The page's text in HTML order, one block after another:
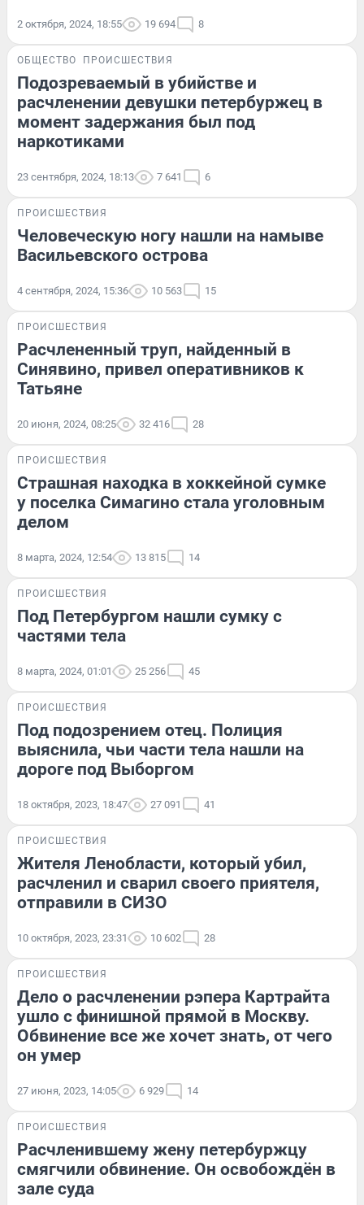
2 октября, 2024, 18:55 19 694 8
ОБЩЕСТВО ПРОИСШЕСТВИЯ
Подозреваемый в убийстве и
расчленении девушки петербуржец в
момент задержания был под
наркотиками
23 сентября, 2024, 18:13 7 641 6
ПРОИСШЕСТВИЯ
Человеческую ногу нашли на намыве
Васильевского острова
4 сентября, 2024, 15:36 10 563 15
ПРОИСШЕСТВИЯ
Расчлененный труп, найденный в
Синявино, привел оперативников к
Татьяне
20 июня, 2024, 08:25 32 416 28
ПРОИСШЕСТВИЯ
Страшная находка в хоккейной сумке
у поселка Симагино стала уголовным
делом
8 марта, 2024, 12:54 13 815 14
ПРОИСШЕСТВИЯ
Под Петербургом нашли сумку с
частями тела
8 марта, 2024, 01:01 25 256 45
ПРОИСШЕСТВИЯ
Под подозрением отец. Полиция
выяснила, чьи части тела нашли на
дороге под Выборгом
18 октября, 2023, 18:47 27 091 41
ПРОИСШЕСТВИЯ
Жителя Ленобласти, который убил,
расчленил и сварил своего приятеля,
отправили в СИЗО
10 октября, 2023, 23:31 10 602 28
ПРОИСШЕСТВИЯ
Дело о расчленении рэпера Картрайта
ушло с финишной прямой в Москву.
Обвинение все же хочет знать, от чего
он умер
27 июня, 2023, 14:05 6 929 14
ПРОИСШЕСТВИЯ
Расчленившему жену петербуржцу
смягчили обвинение. Он освобождён в
зале суда